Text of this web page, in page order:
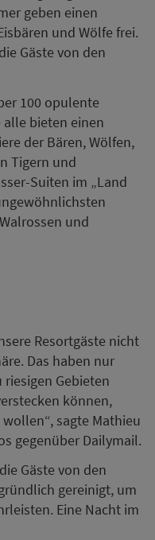
geben einen
und Wölfe frei.
Gäste von den
100 opulente
alle bieten einen
der Bären, Wölfen,
Tigern und
Suiten im „Land
und
Resortgäste nicht
Das haben nur
riesigen Gebieten
können,
sagte Mathieu
gegenüber Dailymail.
Gäste von den
gereinigt, um
Eine Nacht im